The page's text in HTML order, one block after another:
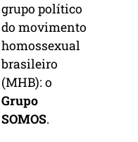
grupo político
do movimento
homossexual
brasileiro
(MHB): o
Grupo
SOMOS.